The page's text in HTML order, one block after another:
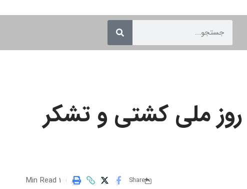
روز ملی کشتی و تشکر
Share
1 Min Read